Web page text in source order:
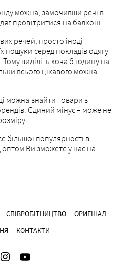
можна, замочивши речі в
провітритися на балконі.
речей, просто іноді
пошуки серед покладів одягу
виділіть хоча б годину на
всього цікавого можна
можна знайти товари з
Єдиний мінус – може не
більшої популярності в
оптом Ви зможете у нас на
СПІВРОБІТНИЦТВО
ОРИГІНАЛ
КОНТАКТИ